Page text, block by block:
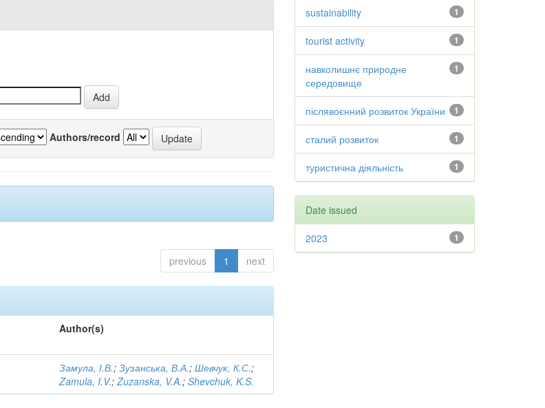
Authors/record
previous 1 next
Author(s)
Замула, І.В.;Зузанська, В.А.;Шевчук, К.С.;
Zamula, I.V.;Zuzanska, V.A.;Shevchuk, K.S.
1
sustainability
1
tourist activity
1
навколишнє природне
середовище
1
післявоєнний розвиток України
1
сталий розвиток
1
туристична діяльність
Date issued
1
2023